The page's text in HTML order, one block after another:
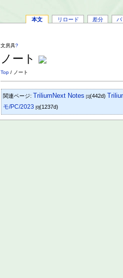
本文 リロード 差分 バ
文房具?
ノート
Top / ノート
関連ページ: TriliumNext Notes [1](442d)
モ/PC/2023 [0](1237d)